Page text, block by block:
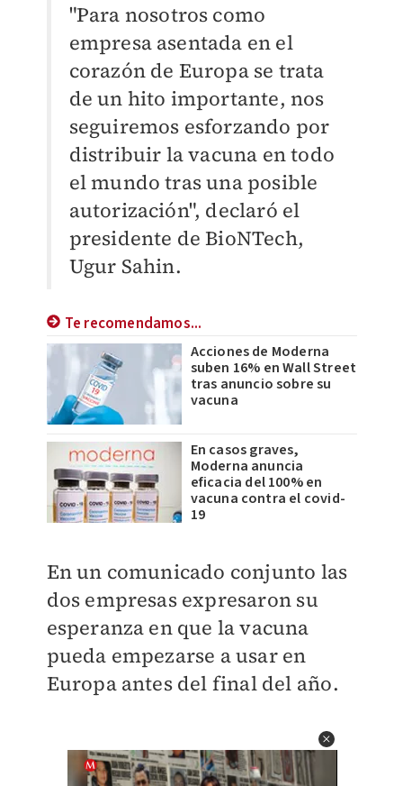
"Para nosotros como
empresa asentada en el
corazón de Europa se trata
de un hito importante, nos
seguiremos esforzando por
distribuir la vacuna en todo
el mundo tras una posible
autorización", declaró el
presidente de BioNTech,
Ugur Sahin.
Te recomendamos...
Acciones de Moderna
suben 16% en Wall Street
tras anuncio sobre su
vacuna
En casos graves,
Moderna anuncia
eficacia del 100% en
vacuna contra el covid-
19
En un comunicado conjunto las
dos empresas expresaron su
esperanza en que la vacuna
pueda empezarse a usar en
Europa antes del final del año.